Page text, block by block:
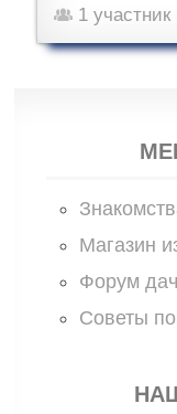
1 участник
Магазин
Форум
Советы